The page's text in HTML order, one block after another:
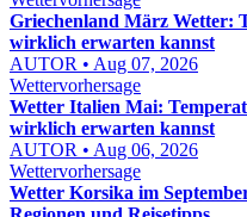
Griechenland März Wetter:
wirklich erwarten kannst
AUTOR • Aug 07, 2026
Wettervorhersage
Wetter Italien Mai:
wirklich erwarten kannst
AUTOR • Aug 06, 2026
Wettervorhersage
Wetter Korsika im